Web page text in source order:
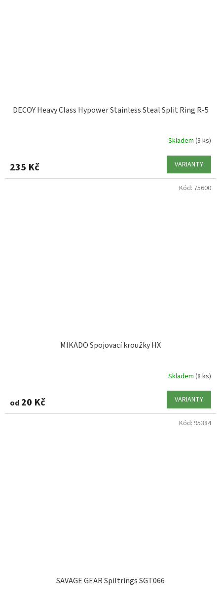
DECOY Heavy Class Hypower Stainless Steal Split Ring R-5
Skladem (3 ks)
235 Kč VARIANTY
MIKADO Spojovací kroužky HX
Skladem (8 ks)
od 20 Kč VARIANTY
Kód: 75600
SAVAGE GEAR Spiltrings SGT066
Kód: 95384